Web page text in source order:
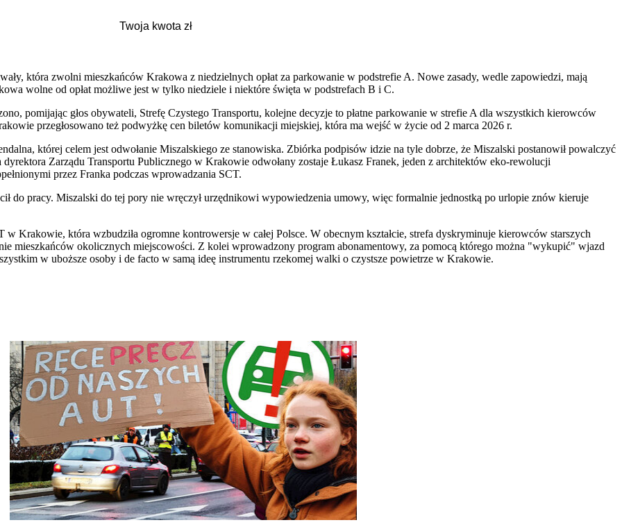
która zwolni mieszkańców Krakowa z niedzielnych opłat za parkowanie w podstrefie A. Nowe zasady, wedle zapowiedzi, mają
wolne od opłat możliwe jest w tylko niedziele i niektóre święta w podstrefach B i C.
pomijając głos obywateli, Strefę Czystego Transportu, kolejne decyzje to płatne parkowanie w strefie A dla wszystkich kierowców
przegłosowano też podwyżkę cen biletów komunikacji miejskiej, która ma wejść w życie od 2 marca 2026 r.
której celem jest odwołanie Miszalskiego ze stanowiska. Zbiórka podpisów idzie na tyle dobrze, że Miszalski postanowił powalczyć
dyrektora Zarządu Transportu Publicznego w Krakowie odwołany zostaje Łukasz Franek, jeden z architektów eko-rewolucji
przez Franka podczas wprowadzania SCT.
do pracy. Miszalski do tej pory nie wręczył urzędnikowi wypowiedzenia umowy, więc formalnie jednostką po urlopie znów kieruje
Krakowie, która wzbudziła ogromne kontrowersje w całej Polsce. W obecnym kształcie, strefa dyskryminuje kierowców starszych
mieszkańców okolicznych miejscowości. Z kolei wprowadzony program abonamentowy, za pomocą którego można "wykupić" wjazd
w uboższe osoby i de facto w samą ideę instrumentu rzekomej walki o czystsze powietrze w Krakowie.